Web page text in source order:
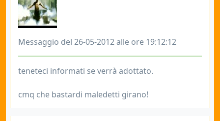
Messaggio del 26-05-2012 alle ore 19:12:12
teneteci informati se verrà adottato.
cmq che bastardi maledetti girano!